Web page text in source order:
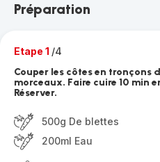
Préparation
Etape 1 /4
Couper les côtes en tronçons
morceaux. Faire cuire 10 min
Réserver.
500g De blettes
200ml Eau